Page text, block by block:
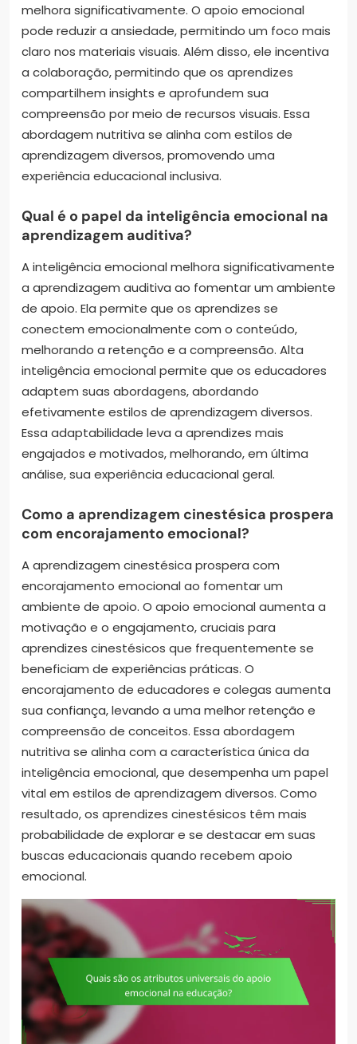
melhora significativamente. O apoio emocional
pode reduzir a ansiedade, permitindo um foco mais
claro nos materiais visuais. Além disso, ele incentiva
a colaboração, permitindo que os aprendizes
compartilhem insights e aprofundem sua
compreensão por meio de recursos visuais. Essa
abordagem nutritiva se alinha com estilos de
aprendizagem diversos, promovendo uma
experiência educacional inclusiva.
Qual é o papel da inteligência emocional na
aprendizagem auditiva?
A inteligência emocional melhora significativamente
a aprendizagem auditiva ao fomentar um ambiente
de apoio. Ela permite que os aprendizes se
conectem emocionalmente com o conteúdo,
melhorando a retenção e a compreensão. Alta
inteligência emocional permite que os educadores
adaptem suas abordagens, abordando
efetivamente estilos de aprendizagem diversos.
Essa adaptabilidade leva a aprendizes mais
engajados e motivados, melhorando, em última
análise, sua experiência educacional geral.
Como a aprendizagem cinestésica prospera
com encorajamento emocional?
A aprendizagem cinestésica prospera com
encorajamento emocional ao fomentar um
ambiente de apoio. O apoio emocional aumenta a
motivação e o engajamento, cruciais para
aprendizes cinestésicos que frequentemente se
beneficiam de experiências práticas. O
encorajamento de educadores e colegas aumenta
sua confiança, levando a uma melhor retenção e
compreensão de conceitos. Essa abordagem
nutritiva se alinha com a característica única da
inteligência emocional, que desempenha um papel
vital em estilos de aprendizagem diversos. Como
resultado, os aprendizes cinestésicos têm mais
probabilidade de explorar e se destacar em suas
buscas educacionais quando recebem apoio
emocional.